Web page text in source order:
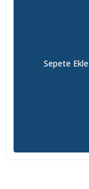
Sepete Ekle